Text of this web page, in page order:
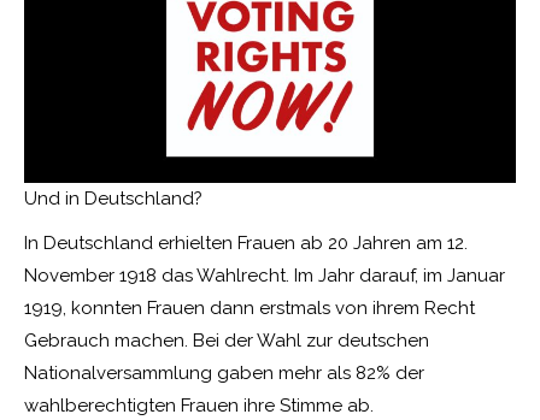
Und in Deutschland?
In Deutschland erhielten Frauen ab 20 Jahren am 12.
November 1918 das Wahlrecht. Im Jahr darauf, im Januar
1919, konnten Frauen dann erstmals von ihrem Recht
Gebrauch machen. Bei der Wahl zur deutschen
Nationalversammlung gaben mehr als 82% der
wahlberechtigten Frauen ihre Stimme ab.